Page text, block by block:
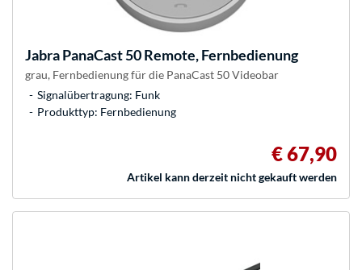
JabraPanaCast 50 Remote, Fernbedienung
grau, Fernbedienung für die PanaCast 50 Videobar
Signalübertragung: Funk
Produkttyp: Fernbedienung
€ 67,90
Artikel kann derzeit nicht gekauft werden